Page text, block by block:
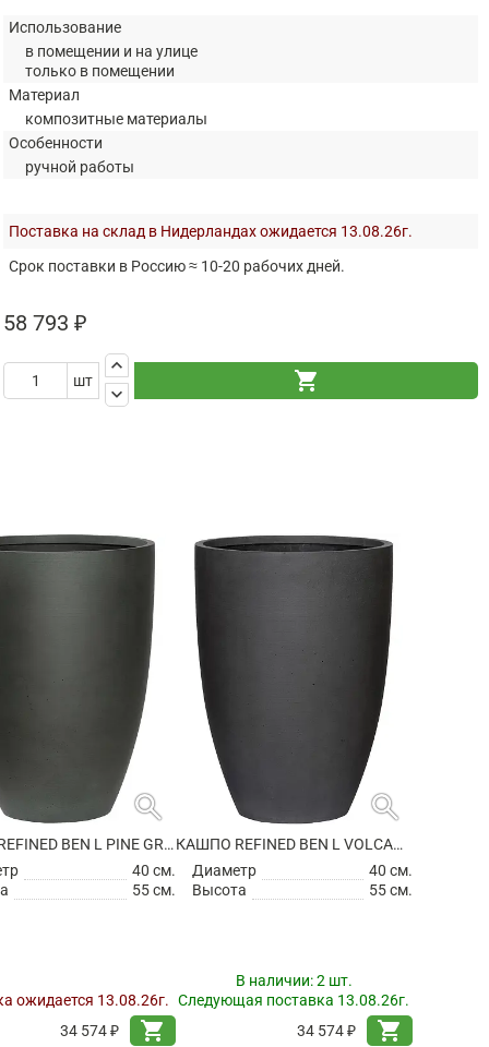
Использование
в помещении и на улице
только в помещении
Материал
композитные материалы
Особенности
ручной работы
Поставка на склад в Нидерландах ожидается 13.08.26г.
Срок поставки в Россию ≈ 10-20 рабочих дней.
58 793 ₽
шт
keyboard_arrow_up
keyboard_arrow_down
shopping_cart
search
КАШПО REFINED BEN L PINE GREEN
40 см.
55 см.
ожидается 13.08.26г.
34 574 ₽
shopping_cart
search
КАШПО REFINED BEN L VOLCANO BLACK
Диаметр
40 см.
Высота
55 см.
В наличии:2 шт.
Следующая поставка 13.08.26г.
34 574 ₽
shopping_cart